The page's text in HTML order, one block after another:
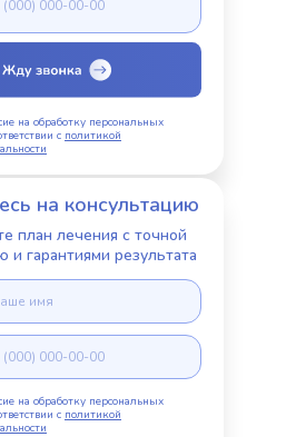
на обработку персональных
с политикой
на консультацию
план лечения с точной
и гарантиями результата
на обработку персональных
с политикой